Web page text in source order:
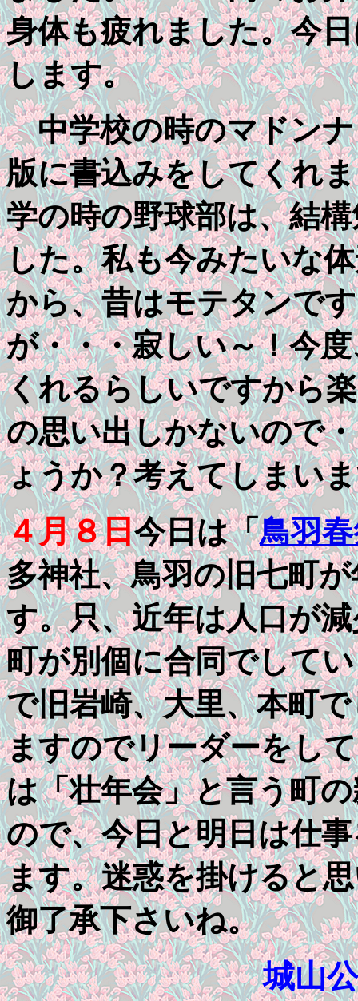
身体も疲れました。今
します。
中学校の時のマドン
版に書込みをしてくれ
学の時の野球部は、結
した。私も今みたいな
から、昔はモテタンで
が・・・寂しい～！今
くれるらしいですから
の思い出しかないので
ょうか？考えてしまい
４月８日今日は「鳥羽
多神社、鳥羽の旧七町
す。只、近年は人口が
町が別個に合同でして
で旧岩崎、大里、本町
ますのでリーダーをし
は「壮年会」と言う町
ので、今日と明日は仕
ます。迷惑を掛けると
御了承下さいね。
城山